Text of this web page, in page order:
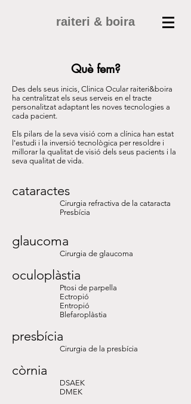
raiteri & boira
Què fem?
Des dels seus inicis, Clinica Ocular raiteri&boira
ha centralitzat els seus serveis en el tracte
personalitzat adaptant les noves tecnologies a
cada pacient.
Els pilars de la seva visió com a clínica han estat
l'estudi i la inversió tecnològica per resoldre i
millorar la qualitat de visió dels seus pacients i la
seva qualitat de vida.
cataractes
Cirurgia refractiva de la cataracta
Presbícia
glaucoma
Cirurgia de glaucoma
oculoplàstia
Ptosi de parpella
Ectropió
Entropió
Blefaroplàstia
presbícia
Cirurgia de la presbícia
còrnia
DSAEK
DMEK